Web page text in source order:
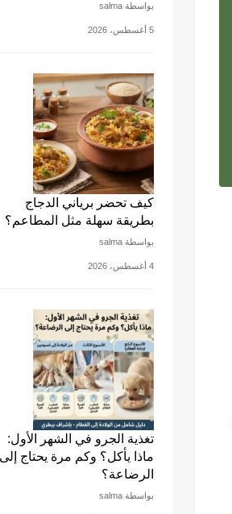
بواسطة salma
5 أغسطس، 2026
كيف تحضر برياني الدجاج
بطريقة سهلة مثل المطاعم؟
بواسطة salma
4 أغسطس، 2026
تغذية الجرو في الشهر الأول:
ماذا يأكل؟ وكم مرة يحتاج إلى
الرضاعة؟
بواسطة salma